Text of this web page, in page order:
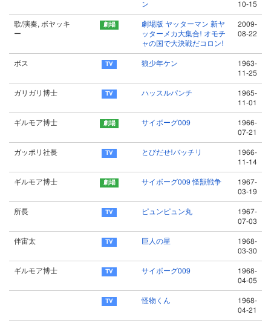
ン
10-15
歌/演奏, ボヤッキ
ー
劇場版 ヤッターマン 新ヤ
ッターメカ大集合! オモチ
ャの国で大決戦だコロン!
2009-
08-22
ボス 狼少年ケン
1963-
11-25
ガリガリ博士 ハッスルパンチ
1965-
11-01
ギルモア博士 サイボーグ009
1966-
07-21
ガッポリ社長 とびだせ!バッチリ
1966-
11-14
ギルモア博士 サイボーグ009 怪獣戦争
1967-
03-19
所長 ピュンピュン丸
1967-
07-03
伴宙太 巨人の星
1968-
03-30
ギルモア博士 サイボーグ009
1968-
04-05
怪物くん
1968-
04-21